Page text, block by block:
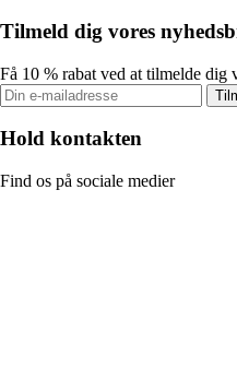
Tilmeld dig vores
Få 10 % rabat ved at tilmelde dig
Hold kontakten
Find os på sociale medier